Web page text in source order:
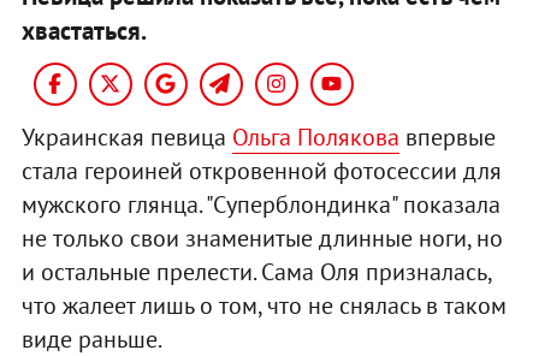
хвастаться.
Украинская певица Ольга Полякова впервые
стала героиней откровенной фотосессии для
мужского глянца. "Суперблондинка" показала
не только свои знаменитые длинные ноги, но
и остальные прелести. Сама Оля призналась,
что жалеет лишь о том, что не снялась в таком
виде раньше.